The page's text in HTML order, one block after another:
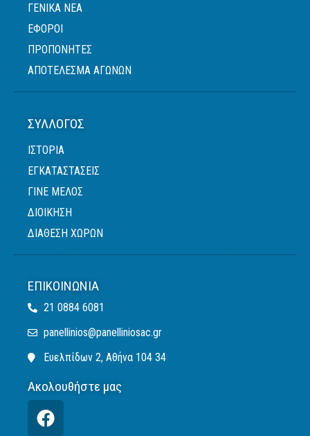
ΓΕΝΙΚΆ ΝΈΑ
ΈΦΟΡΟΙ
ΠΡΟΠΟΝΗΤΈΣ
ΑΠΟΤΕΛΕΣΜΑ ΑΓΩΝΩΝ
ΣΎΛΛΟΓΟΣ
ΙΣΤΟΡΙΑ
ΕΓΚΑΤΑΣΤΑΣΕΙΣ
ΓΙΝΕ ΜΕΛΟΣ
ΔΙΟΙΚΗΣΗ
ΔΙΑΘΕΣΗ ΧΩΡΩΝ
ΕΠΙΚΟΙΝΩΝΊΑ
21 0884 6081
panellinios@panelliniosac.gr
Ευελπίδων 2, Αθήνα 104 34
Ακολουθήστε μας